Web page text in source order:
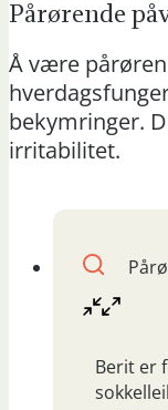
Pårørende
Å være
bekymringer.
irritabilitet.
Berit er